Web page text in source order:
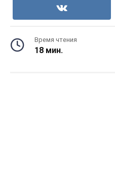
Время чтения
18 мин.